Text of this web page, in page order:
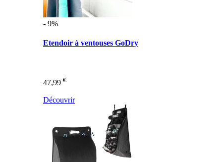
- 9%
Etendoir à ventouses GoDry
47,99 €
Découvrir